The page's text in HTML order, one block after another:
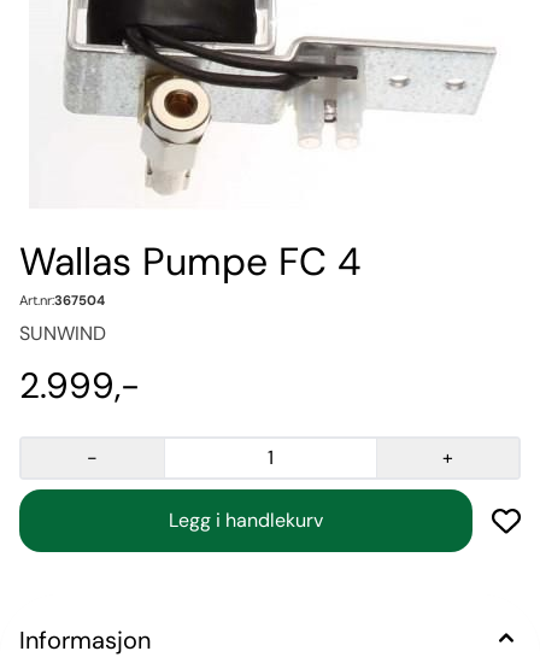
Wallas Pumpe FC 4
Art.nr:367504
SUNWIND
2.999,-
- +
Informasjon